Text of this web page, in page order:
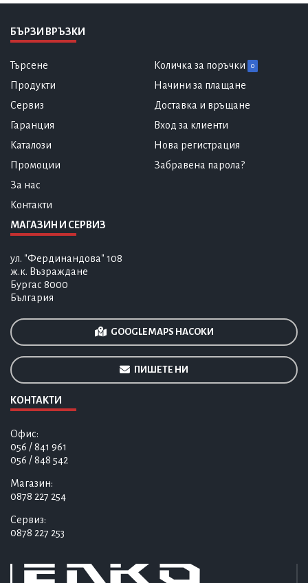
БЪРЗИ ВРЪЗКИ
Търсене
Продукти
Сервиз
Гаранция
Каталози
Промоции
За нас
Контакти
Количка за поръчки 0
Начини за плащане
Доставка и връщане
Вход за клиенти
Нова регистрация
Забравена парола?
МАГАЗИН И СЕРВИЗ
ул. "Фердинандова" 108
ж.к. Възраждане
Бургас 8000
България
GOOGLE MAPS НАСОКИ
ПИШЕТЕ НИ
КОНТАКТИ
Офис:
056 / 841 961
056 / 848 542
Магазин:
0878 227 254
Сервиз:
0878 227 253